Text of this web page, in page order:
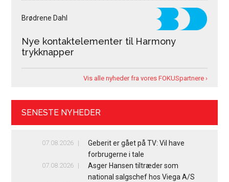
Brødrene Dahl
Nye kontaktelementer til Harmony
trykknapper
Vis alle nyheder fra vores FOKUSpartnere ›
SENESTE NYHEDER
07.08.2026
Geberit er gået på TV: Vil have
forbrugerne i tale
07.08.2026
Asger Hansen tiltræder som
national salgschef hos Viega A/S